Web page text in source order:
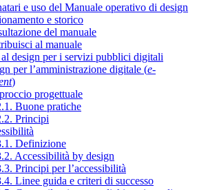
e uso del Manuale operativo di design
e storico
del manuale
al manuale
design per i servizi pubblici digitali
per l’amministrazione digitale (e-
)
progettuale
Buone pratiche
Principi
Definizione
Accessibilità by design
Principi per l’accessibilità
Linee guida e criteri di successo